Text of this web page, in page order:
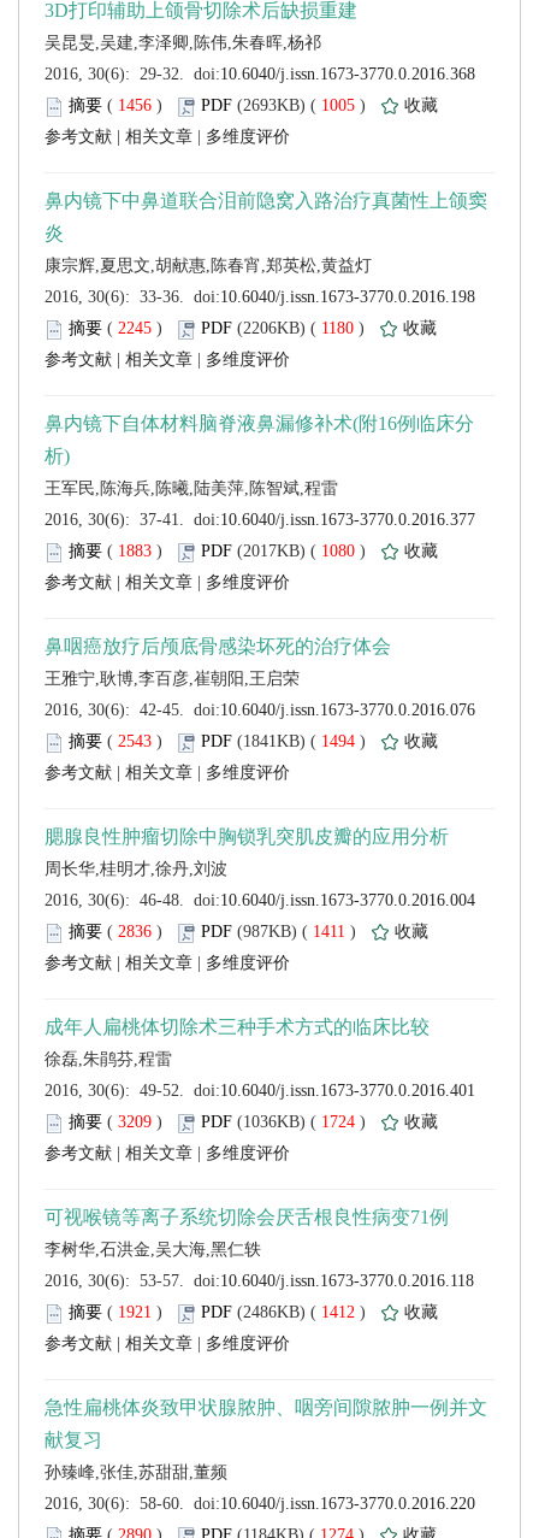
( ) 1005 )
( ) 1180 )
( ) 1080 )
( ) 1494 )
( ) 1411 )
( ) 1724 )
( ) 1412 )